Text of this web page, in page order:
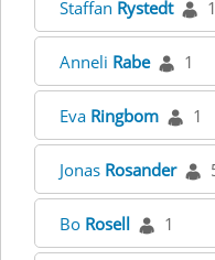
Staffan Rystedt 1
Anneli Rabe 1
Eva Ringbom 1
Jonas Rosander
Bo Rosell 1